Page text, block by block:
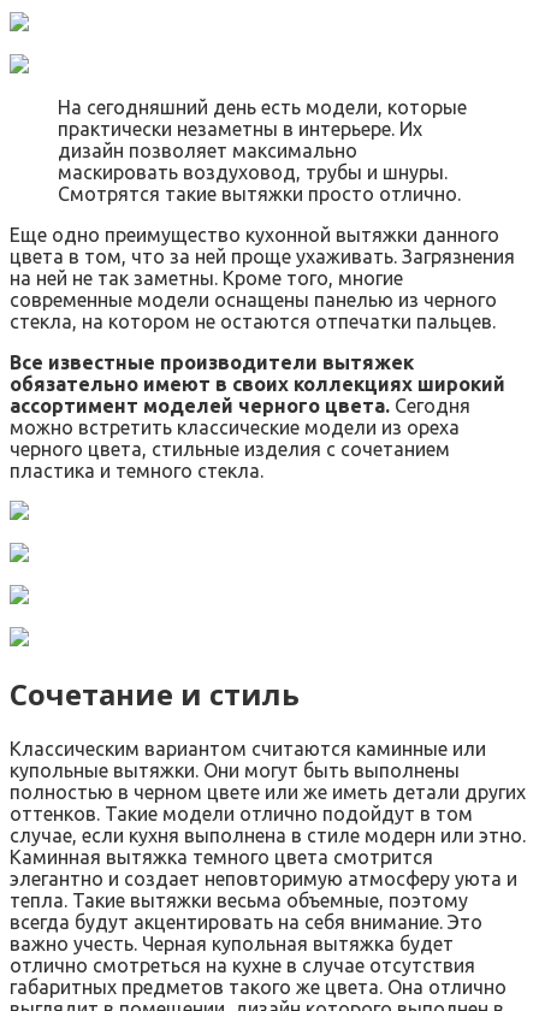
На сегодняшний день есть модели, которые
практически незаметны в интерьере. Их
дизайн позволяет максимально
маскировать воздуховод, трубы и шнуры.
Смотрятся такие вытяжки просто отлично.
Еще одно преимущество кухонной вытяжки данного
цвета в том, что за ней проще ухаживать. Загрязнения
на ней не так заметны. Кроме того, многие
современные модели оснащены панелью из черного
стекла, на котором не остаются отпечатки пальцев.
Все известные производители вытяжек
обязательно имеют в своих коллекциях широкий
ассортимент моделей черного цвета. Сегодня
можно встретить классические модели из ореха
черного цвета, стильные изделия с сочетанием
пластика и темного стекла.
Сочетание и стиль
Классическим вариантом считаются каминные или
купольные вытяжки. Они могут быть выполнены
полностью в черном цвете или же иметь детали других
оттенков. Такие модели отлично подойдут в том
случае, если кухня выполнена в стиле модерн или этно.
Каминная вытяжка темного цвета смотрится
элегантно и создает неповторимую атмосферу уюта и
тепла. Такие вытяжки весьма объемные, поэтому
всегда будут акцентировать на себя внимание. Это
важно учесть. Черная купольная вытяжка будет
отлично смотреться на кухне в случае отсутствия
габаритных предметов такого же цвета. Она отлично